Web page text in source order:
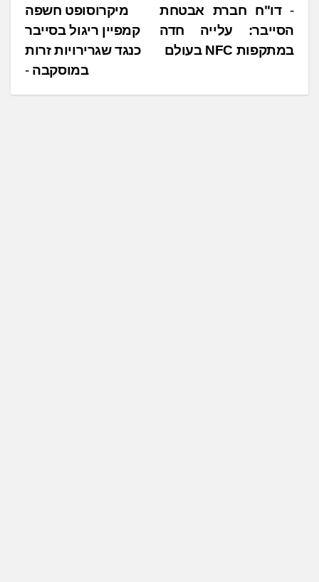
נ
י
ו
מיקרוסופט חשפה
קמפיין ריגול בסייבר
כנגד שגרירויות זרות
במוסקבה
דו"ח חברת אבטחת
הסייבר: עלייה חדה
במתקפות NFC בעולם